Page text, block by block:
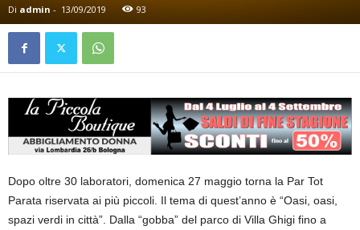
Di admin - 13/09/2019 93
Dopo oltre 30 laboratori, domenica 27 maggio torna la Par Tot
Parata riservata ai più piccoli. Il tema di quest’anno è “Oasi, oasi,
spazi verdi in città”. Dalla “gobba” del parco di Villa Ghigi fino a